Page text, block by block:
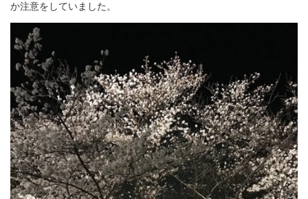
か注意をしていました。